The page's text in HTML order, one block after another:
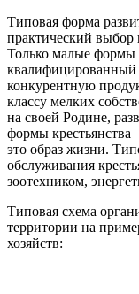
Типовая форма
практический выбор
Только малые формы
квалифицированный
конкурентную
классу мелких
на своей Родине,
формы крестьянства
это образ жизни.
обслуживания
зоотехником,
Типовая схема
территории на
хозяйств: